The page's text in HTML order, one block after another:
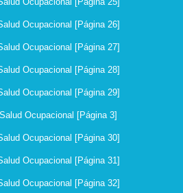
Ocupacional [Página 26]
Ocupacional [Página 27]
Ocupacional [Página 28]
Ocupacional [Página 29]
Ocupacional [Página 3]
Ocupacional [Página 30]
Ocupacional [Página 31]
Ocupacional [Página 32]